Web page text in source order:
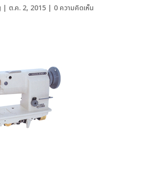
| ต.ค. 2, 2015| 0 ความคิดเห็น